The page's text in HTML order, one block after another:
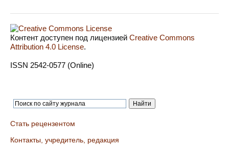
Контент доступен под лицензией Creative Commons
Attribution 4.0 License.
ISSN 2542-0577 (Online)
Стать рецензентом
Контакты, учредитель, редакция